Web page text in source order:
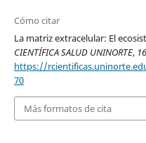
Cómo citar
La matriz extracelular: El
CIENTÍFICA SALUD UNINORTE, 16
https://
70
Más formatos de cita